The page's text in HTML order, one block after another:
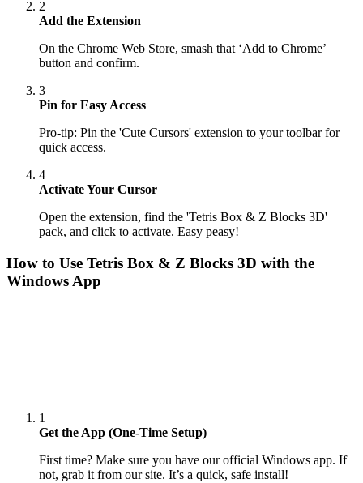
2
Add the Extension
On the Chrome Web Store, smash that ‘Add to Chrome’
button and confirm.
3
Pin for Easy Access
Pro-tip: Pin the 'Cute Cursors' extension to your toolbar for
quick access.
4
Activate Your Cursor
Open the extension, find the 'Tetris Box & Z Blocks 3D'
pack, and click to activate. Easy peasy!
How to Use Tetris Box & Z Blocks 3D with the
Windows App
1
Get the App (One-Time Setup)
First time? Make sure you have our official Windows app. If
not, grab it from our site. It’s a quick, safe install!